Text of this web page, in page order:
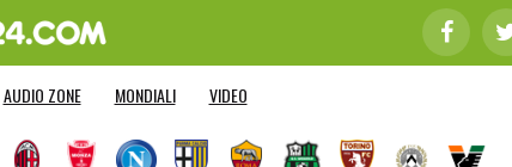
AUDIO ZONE MONDIALI VIDEO